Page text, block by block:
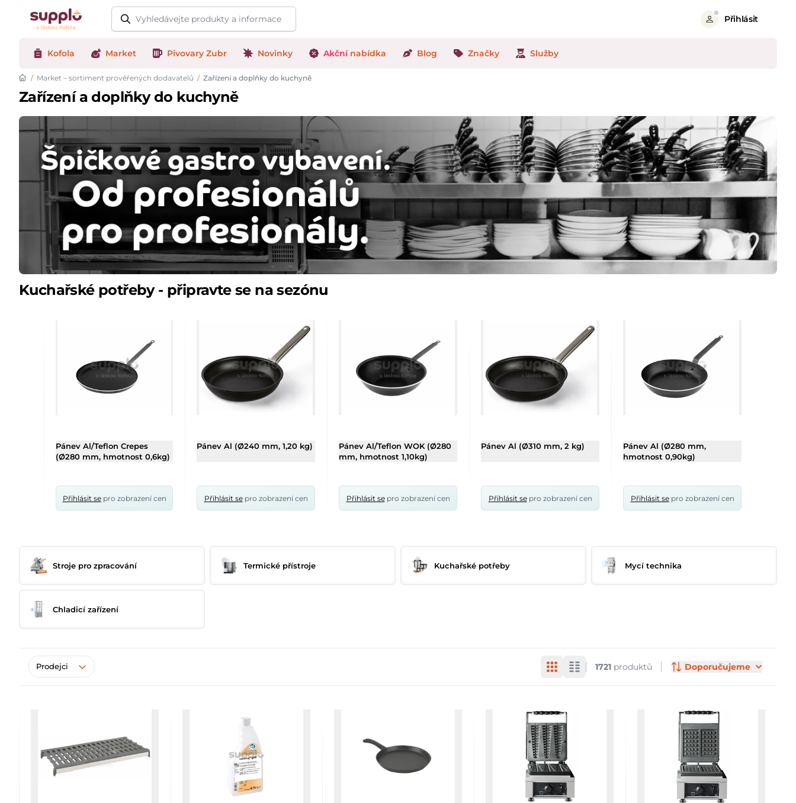
Logo
Přihlásit
Kofola Market Pivovary Zubr Novinky Akční nabídka Blog Značky Služby
/ Market – sortiment prověřených dodavatelů / Zařízení a doplňky do kuchyně
Zařízení a doplňky do kuchyně
Kuchařské potřeby - připravte se na sezónu
Pánev Al/Teflon Crepes
(Ø280 mm, hmotnost 0,6kg)
Přihlásit sepro zobrazení cen
Pánev Al (Ø240 mm, 1,20 kg)
Přihlásit sepro zobrazení cen
Pánev Al/Teflon WOK (Ø280
mm, hmotnost 1,10kg)
Přihlásit sepro zobrazení cen
Pánev Al (Ø310 mm, 2 kg)
Přihlásit sepro zobrazení cen
Pánev Al (Ø280 mm,
hmotnost 0,90kg)
Přihlásit sepro zobrazení cen
Stroje pro zpracování Termické přístroje Kuchařské potřeby Mycí technika
Chladicí zařízení
Products
Prodejci 1721 produktů Doporučujeme